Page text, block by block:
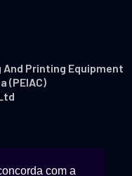
Printing Equipment
(PEIAC)
com a